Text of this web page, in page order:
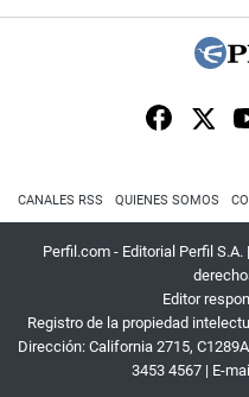
CANALES RSS QUIENES SOMOS
Perfil.com - Editorial Perfil S.A.
Editor
Registro de la propiedad
Dirección: California 2715,
3453 4567 | E-